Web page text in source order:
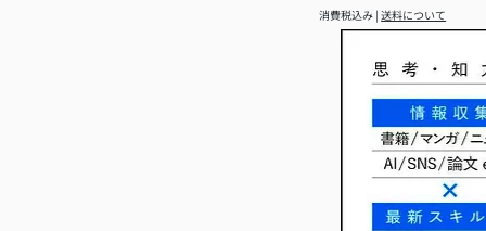
消費税込み |送料について